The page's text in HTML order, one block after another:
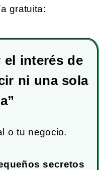
gratuita:
el interés de
ni una sola
o tu negocio.
secretos